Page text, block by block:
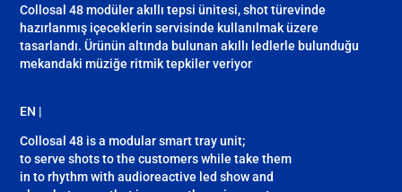
Collosal 48 modüler akıllı tepsi ünitesi, shot türevinde
hazırlanmış içeceklerin servisinde kullanılmak üzere
tasarlandı. Ürünün altında bulunan akıllı ledlerle bulunduğu
mekandaki müziğe ritmik tepkiler veriyor
EN |
Collosal 48 is a modular smart tray unit;
to serve shots to the customers while take them
in to rhythm with audioreactive led show and